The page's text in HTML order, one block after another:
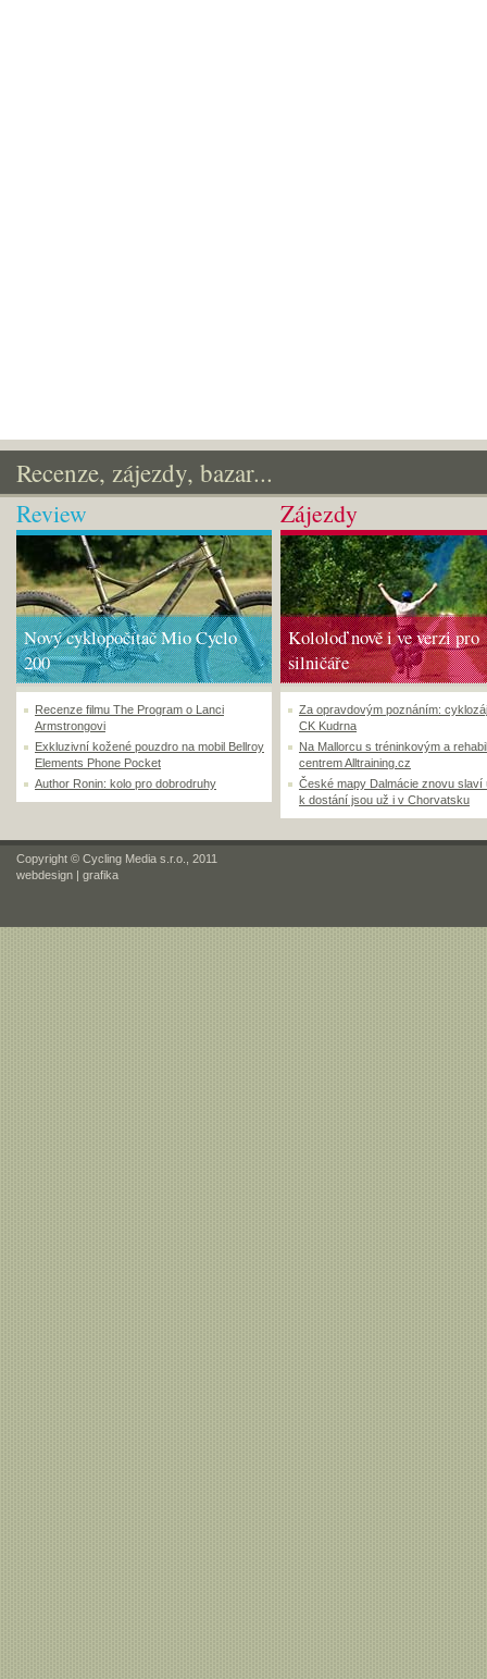
Recenze, zájezdy, bazar...
Review
Nový cyklopočítač Mio Cyclo
200
Recenze filmu The Program o Lanci
Armstrongovi
Exkluzivní kožené pouzdro na mobil Bellroy
Elements Phone Pocket
Author Ronin: kolo pro dobrodruhy
Zájezdy
Kololoď nově i ve verzi pro
silničáře
Za opravdovým poznáním:
CK Kudrna
Na Mallorcu s tréninkovým a
centrem Alltraining.cz
České mapy Dalmácie znovu slaví
k dostání jsou už i v Chorvatsku
Copyright © Cycling Media s.r.o., 2011
webdesign | grafika